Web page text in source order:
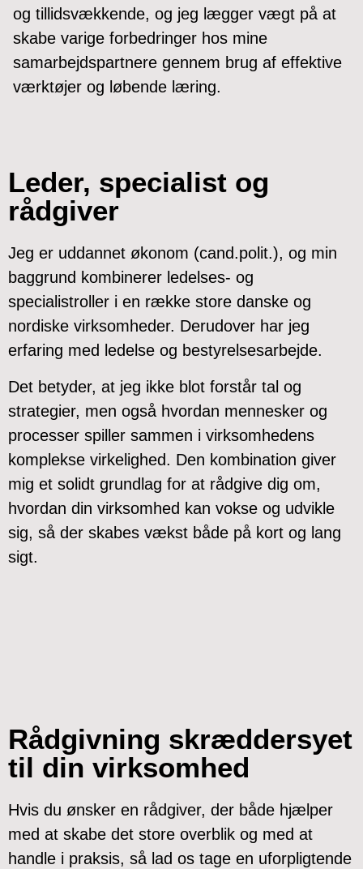
og tillidsvækkende, og jeg lægger vægt på at
skabe varige forbedringer hos mine
samarbejdspartnere gennem brug af effektive
værktøjer og løbende læring.
Leder, specialist og
rådgiver
Jeg er uddannet økonom (cand.polit.), og min
baggrund kombinerer ledelses- og
specialistroller i en række store danske og
nordiske virksomheder. Derudover har jeg
erfaring med ledelse og bestyrelsesarbejde.
Det betyder, at jeg ikke blot forstår tal og
strategier, men også hvordan mennesker og
processer spiller sammen i virksomhedens
komplekse virkelighed. Den kombination giver
mig et solidt grundlag for at rådgive dig om,
hvordan din virksomhed kan vokse og udvikle
sig, så der skabes vækst både på kort og lang
sigt.
Rådgivning skræddersyet
til din virksomhed
Hvis du ønsker en rådgiver, der både hjælper
med at skabe det store overblik og med at
handle i praksis, så lad os tage en uforpligtende